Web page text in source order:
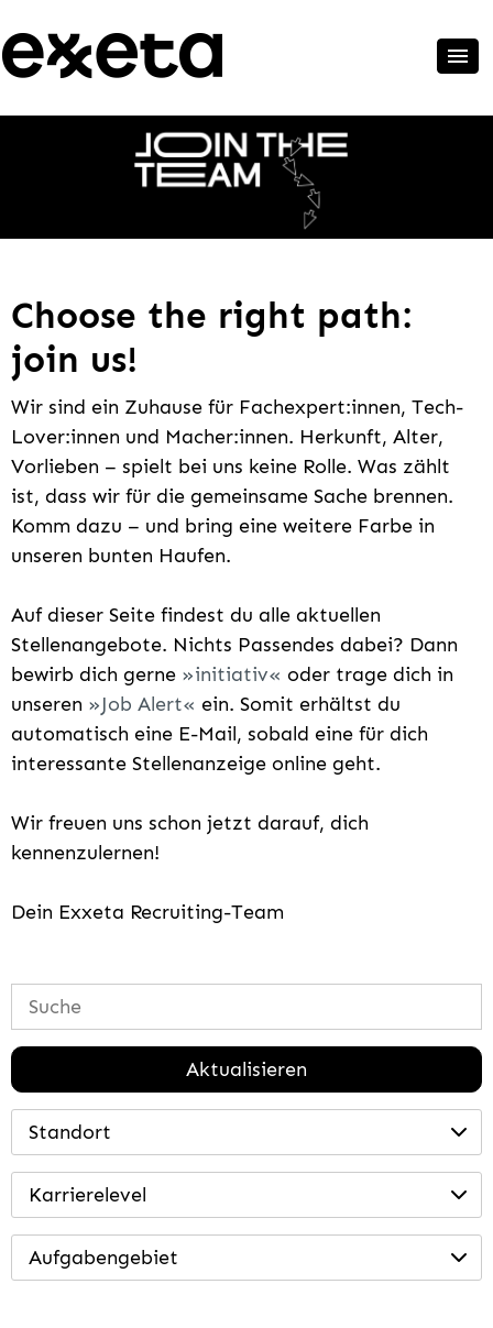
Choose the right path:
join us!
Wir sind ein Zuhause für Fachexpert:innen, Tech-
Lover:innen und Macher:innen. Herkunft, Alter,
Vorlieben – spielt bei uns keine Rolle. Was zählt
ist, dass wir für die gemeinsame Sache brennen.
Komm dazu – und bring eine weitere Farbe in
unseren bunten Haufen.
Auf dieser Seite findest du alle aktuellen
Stellenangebote. Nichts Passendes dabei? Dann
bewirb dich gerne
initiativ
oder trage dich in
unseren
Job Alert
ein. Somit erhältst du
automatisch eine E-Mail, sobald eine für dich
interessante Stellenanzeige online geht.
Wir freuen uns schon jetzt darauf, dich
kennenzulernen!
Dein Exxeta Recruiting-Team
Aktualisieren
Standort
Karrierelevel
Aufgabengebiet